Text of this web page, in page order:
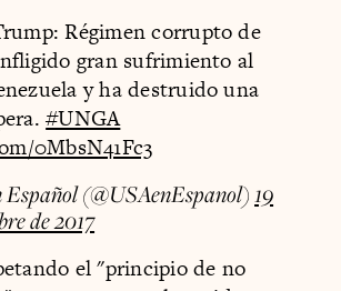
Régimen corrupto de
gran sufrimiento al
y ha destruido una
#UNGA
0MbsN41Fc3
(@USAenEspanol)19
de 2017
el "principio de no